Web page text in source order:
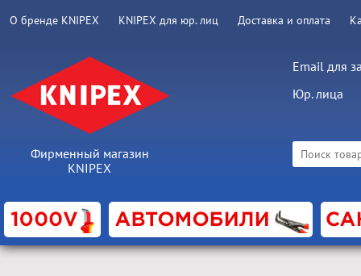
О бренде KNIPEX KNIPEX для юр. лиц Доставка и оплата
Фирменный магазин
KNIPEX
Email для
Юр. лица